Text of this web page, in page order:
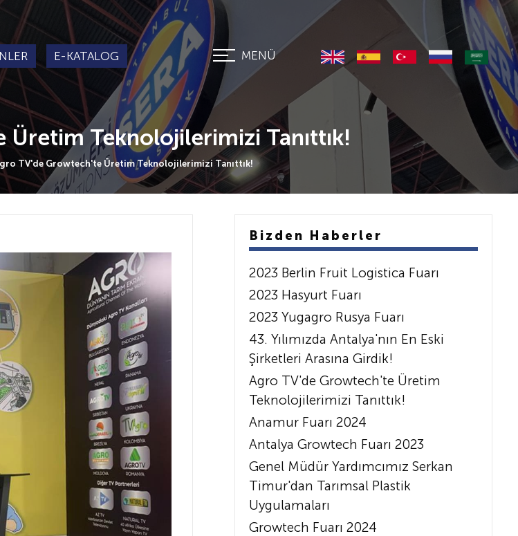
E-KATALOG MENÜ
Teknolojilerimizi Tanıttık!
TV'de Growtech'te Üretim Teknolojilerimizi Tanıttık!
Bizden Haberler
2023 Berlin Fruit Logistica Fuarı
2023 Hasyurt Fuarı
2023 Yugagro Rusya Fuarı
43. Yılımızda Antalya'nın En Eski
Şirketleri Arasına Girdik!
Agro TV'de Growtech'te Üretim
Teknolojilerimizi Tanıttık!
Anamur Fuarı 2024
Antalya Growtech Fuarı 2023
Genel Müdür Yardımcımız Serkan
Timur'dan Tarımsal Plastik
Uygulamaları
Growtech Fuarı 2024